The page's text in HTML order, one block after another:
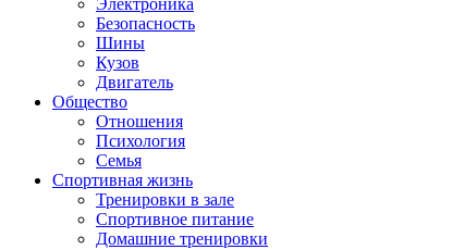
Электроника
Безопасность
Шины
Кузов
Двигатель
Общество
Отношения
Психология
Семья
Спортивная жизнь
Тренировки в зале
Спортивное питание
Домашние тренировки